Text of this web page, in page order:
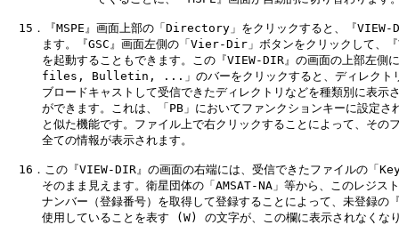
15．『MSPE』画面上部の「Directory」をクリックすると、『VIEW-
ます。『GSC』画面左側の「Vier-Dir」ボタンをクリックして、
を起動することもできます。この『VIEW-DIR』の画面の上部左側
files, Bulletin, ...」のバーをクリックすると、ディレクトリ
ブロードキャストして受信できたディレクトリなどを種類別に表示
ができます。これは、「PB」においてファンクションキーに設定さ
と似た機能です。ファイル上で右クリックすることによって、その
全ての情報が表示されます。
16．この『VIEW-DIR』の画面の右端には、受信できたファイルの「
そのまま見えます。衛星団体の「AMSAT-NA」等から、このレジス
ナンバー（登録番号）を取得して登録することによって、未登録の
使用していることを表す (W) の文字が、この欄に表示されなくな